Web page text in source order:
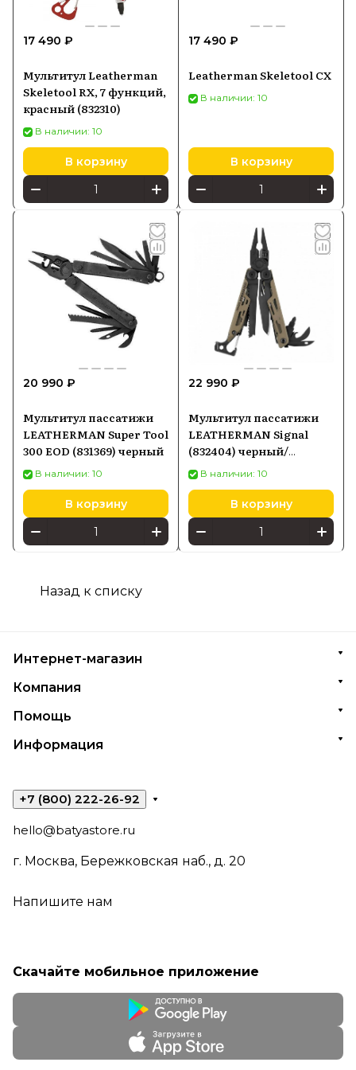
17 490 ₽
Мультитул Leatherman
Skeletool RX, 7 функций,
красный (832310)
В наличии: 10
В корзину
17 490 ₽
Leatherman Skeletool CX
В наличии: 10
В корзину
20 990 ₽
Мультитул пассатижи
LEATHERMAN Super Tool
300 EOD (831369) черный
В наличии: 10
В корзину
22 990 ₽
Мультитул пассатижи
LEATHERMAN Signal
(832404) черный/
песочный
В наличии: 10
В корзину
Назад к списку
Интернет-магазин
Компания
Помощь
Информация
+7 (800) 222-26-92
hello@batyastore.ru
г. Москва, Бережковская наб., д. 20
Напишите нам
Скачайте мобильное приложение